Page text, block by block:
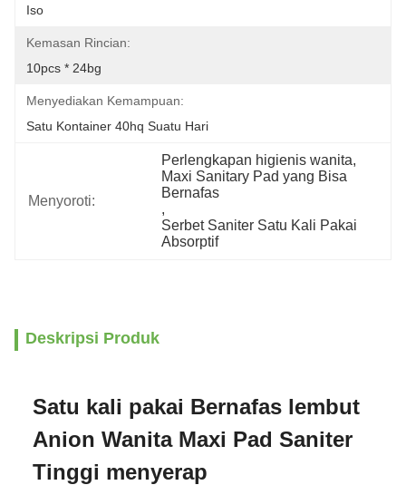
Iso
Kemasan Rincian:
10pcs * 24bg
Menyediakan Kemampuan:
Satu Kontainer 40hq Suatu Hari
Menyoroti:
Perlengkapan higienis wanita,
Maxi Sanitary Pad yang Bisa
Bernafas
,
Serbet Saniter Satu Kali Pakai
Absorptif
Deskripsi Produk
Satu kali pakai Bernafas lembut
Anion Wanita Maxi Pad Saniter
Tinggi menyerap